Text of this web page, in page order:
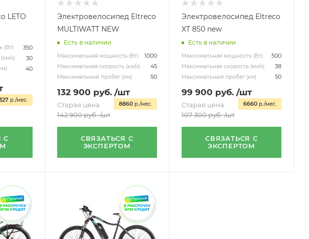
LETO
(Вт) 350
ч) 30
40
р./мес.
С
Электровелосипед Eltreco
MULTIWATT NEW
Есть в наличии
Максимальная мощность (Вт) 1000
Максимальная скорость (км/ч) 45
Максимальный пробег (км) 50
132 900 руб. /шт
8860р./мес.
Старая цена
142 900руб. /шт
СВЯЗАТЬСЯ С
ЭКСПЕРТОМ
Электровелосипед Eltreco
XT 850 new
Есть в наличии
Максимальная мощность (Вт) 500
Максимальная скорость (км/ч) 38
Максимальный пробег (км) 50
99 900 руб. /шт
6660 р./мес.
Старая цена
107 300руб. /шт
СВЯЗАТЬСЯ С
ЭКСПЕРТОМ